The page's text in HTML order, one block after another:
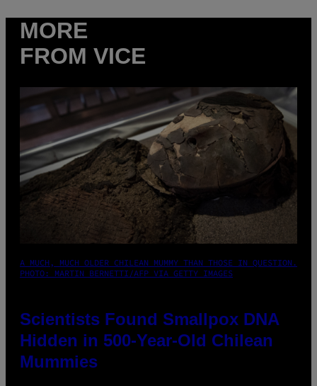
MORE
FROM VICE
A MUCH, MUCH OLDER CHILEAN MUMMY THAN THOSE IN QUESTION.
PHOTO: MARTIN BERNETTI/AFP VIA GETTY IMAGES
Scientists Found Smallpox DNA
Hidden in 500-Year-Old Chilean
Mummies